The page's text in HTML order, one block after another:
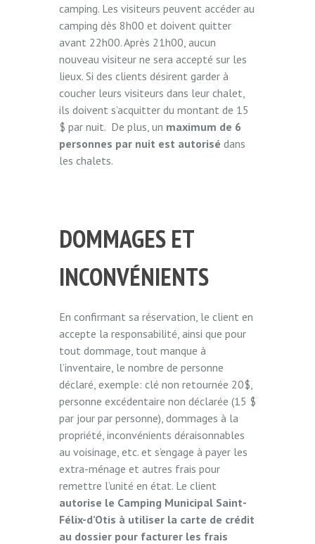
camping. Les visiteurs peuvent accéder au
camping dès 8h00 et doivent quitter
avant 22h00. Après 21h00, aucun
nouveau visiteur ne sera accepté sur les
lieux. Si des clients désirent garder à
coucher leurs visiteurs dans leur chalet,
ils doivent s’acquitter du montant de 15
$ par nuit. De plus, un maximum de 6
personnes par nuit est autorisé dans
les chalets.
DOMMAGES ET
INCONVÉNIENTS
En confirmant sa réservation, le client en
accepte la responsabilité, ainsi que pour
tout dommage, tout manque à
l’inventaire, le nombre de personne
déclaré, exemple: clé non retournée 20$,
personne excédentaire non déclarée (15 $
par jour par personne), dommages à la
propriété, inconvénients déraisonnables
au voisinage, etc. et s’engage à payer les
extra-ménage et autres frais pour
remettre l’unité en état. Le client
autorise le Camping Municipal Saint-
Félix-d’Otis à utiliser la carte de crédit
au dossier pour facturer les frais